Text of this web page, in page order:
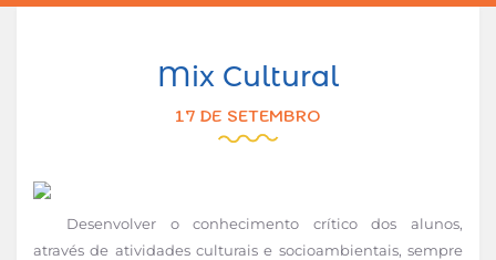
Mix Cultural
17 DE SETEMBRO
Desenvolver o conhecimento crítico dos alunos,
através de atividades culturais e socioambientais, sempre